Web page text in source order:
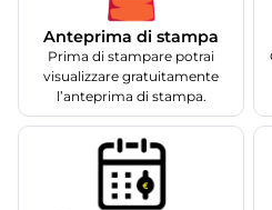
Anteprima di stampa
Prima di stampare potrai
visualizzare gratuitamente
l’anteprima di stampa.